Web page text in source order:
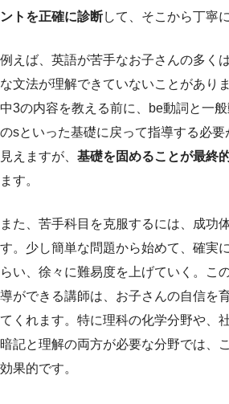
ントを正確に診断して、そこから丁寧
例えば、英語が苦手なお子さんの多く
な文法が理解できていないことがあり
中3の内容を教える前に、be動詞と一
のsといった基礎に戻って指導する必
見えますが、 基礎を固めることが最終
ます。
また、苦手科目を克服するには、成功
す。少し簡単な問題から始めて、確実
らい、徐々に難易度を上げていく。こ
導ができる講師は、お子さんの自信を
てくれます。特に理科の化学分野や、
暗記と理解の両方が必要な分野では、
効果的です。